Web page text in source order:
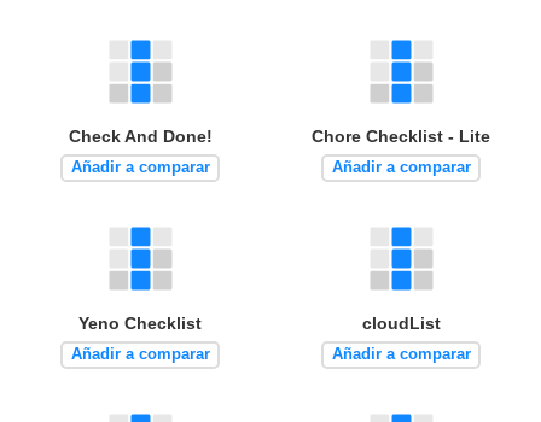
Check And Done!
Añadir a comparar
Chore Checklist - Lite
Añadir a comparar
Yeno Checklist
Añadir a comparar
cloudList
Añadir a comparar